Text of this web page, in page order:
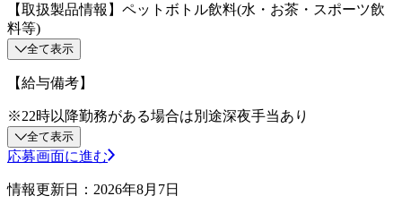
【取扱製品情報】ペットボトル飲料(水・お茶・スポーツ飲
料等)
全て表示
【給与備考】
※22時以降勤務がある場合は別途深夜手当あり
全て表示
応募画面に進む
情報更新日：2026年8月7日